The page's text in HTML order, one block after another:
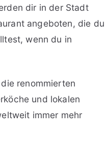
dir in der Stadt
angeboten, die du
wenn du in
renommierten
und lokalen
immer mehr